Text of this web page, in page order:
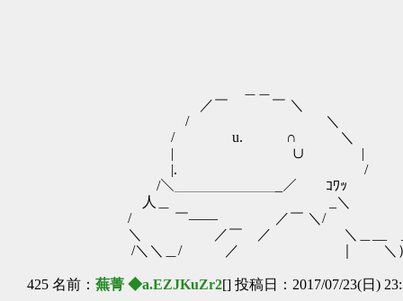
／￣ ￣ ＼
/ ＼
/ u. ∩ ＼ お、弟
| ∪ | お前、やる夫の
|. /
/＼＿＿＿＿＿＿＿_／ ｺﾜｯ
人＿ _＼
/ ￣―― ／￣ ＼/
＼ ／￣ ／ ＼＿__
/＼＼＿/ ／ ｜ ＼
425 名前： 蕪菁 ◆a.EZJKuZr2[] 投稿日：2017/07/23(日)